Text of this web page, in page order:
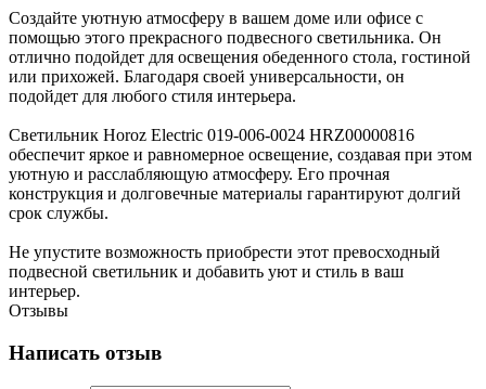
Создайте уютную атмосферу в вашем доме или офисе с
помощью этого прекрасного подвесного светильника. Он
отлично подойдет для освещения обеденного стола, гостиной
или прихожей. Благодаря своей универсальности, он
подойдет для любого стиля интерьера.
Светильник Horoz Electric 019-006-0024 HRZ00000816
обеспечит яркое и равномерное освещение, создавая при этом
уютную и расслабляющую атмосферу. Его прочная
конструкция и долговечные материалы гарантируют долгий
срок службы.
Не упустите возможность приобрести этот превосходный
подвесной светильник и добавить уют и стиль в ваш
интерьер.
Отзывы
Написать отзыв